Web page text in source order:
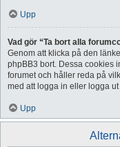
Upp
Vad gör “Ta bort alla
Genom att klicka på den
phpBB3 bort. Dessa cookies
forumet och håller reda på
med att logga in eller logga
Upp